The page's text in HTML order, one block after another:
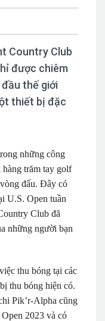
Country Club
được chiêm
thế giới
thiết bị đặc
những công
trăm tay golf
đấu. Đây có
U.S. Open tuần
Club đã
những người bạn
thu bóng tại các
thu bóng hiện có.
Pik’r-Alpha cũng
2023 và có